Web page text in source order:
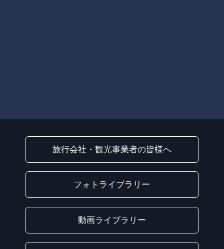
旅行会社・観光事業者の皆様へ
フォトライブラリー
動画ライブラリー